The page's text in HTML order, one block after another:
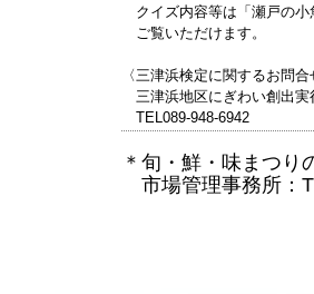
クイズ内容等は「瀬戸の小
ご覧いただけます。
〈三津浜検定に関するお問
三津浜地区にぎわい創出実
TEL089-948-6942
＊旬・鮮・味まつり
市場管理事務所：